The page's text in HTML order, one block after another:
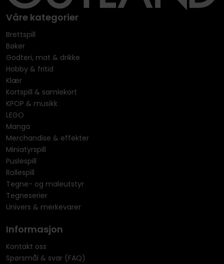
Våre kategorier
Brettspill
Bøker
Godteri, mat & drikke
Hobby & fritid
Klær
Kortspill & samlekort
KPOP & musikk
LEGO
Manga
Merchandise & effekter
Miniatyrspill
Puslespill
Rollespill
Tegne- og maleutstyr
Tegneserier
Univers & merkevarer
Informasjon
Kontakt oss
Spørsmål & svar (FAQ)